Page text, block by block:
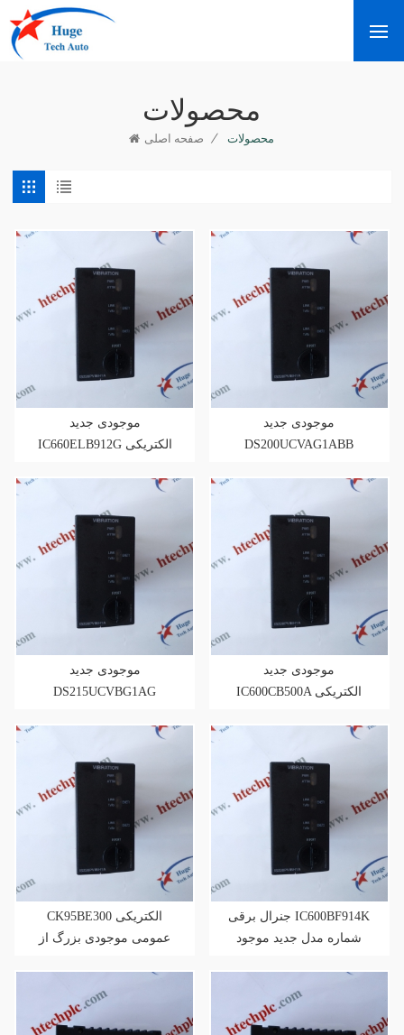
محصولات
صفحه اصلی / محصولات
موجودی جدید
IC660ELB912G الکتریکی
موجودی جدید
DS200UCVAG1ABB
موجودی جدید
DS215UCVBG1AG
موجودی جدید
IC600CB500A الکتریکی
CK95BE300 الکتریکی
عمومی موجودی بزرگ از
جنرال برقی IC600BF914K
شماره مدل جدید موجود